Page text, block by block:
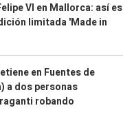
VI en Mallorca: así es
limitada 'Made in
en Fuentes de
a dos personas
robando